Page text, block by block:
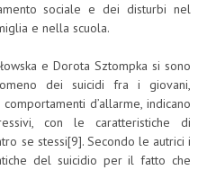
sociale e dei disturbi nel
e nella scuola.
e Dorota Sztompka si sono
dei suicidi fra i giovani,
d’allarme, indicano
con le caratteristiche di
se stessi[9]. Secondo le autrici i
del suicidio per il fatto che